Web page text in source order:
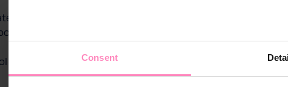
Consent
my pool